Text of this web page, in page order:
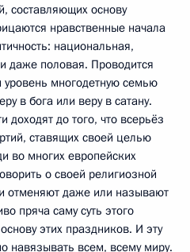
составляющих основу
нравственные начала
национальная,
даже половая. Проводится
уровень многодетную семью
в бога или веру в сатану.
доходят до того, что всерьёз
ставящих своей целью
во многих европейских
о своей религиозной
отменяют даже или называют
пряча саму суть этого
этих праздников. И эту
навязывать всем, всему миру.